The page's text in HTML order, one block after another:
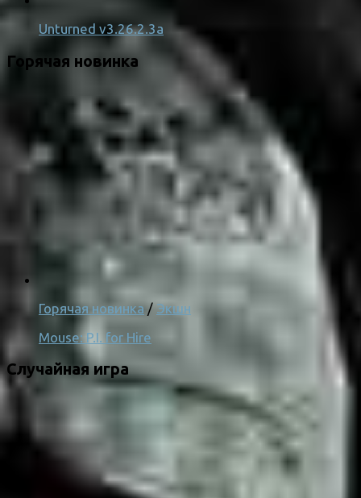
Unturned v3.26.2.3a
Горячая новинка
Горячая новинка/ Экшн
Mouse: P.I. for Hire
Случайная игра